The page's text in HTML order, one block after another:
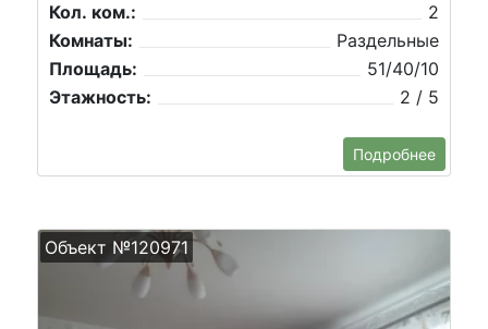
Кол. ком.:
2
Комнаты:
Раздельные
Площадь:
51/40/10
Этажность:
2 / 5
Подробнее
Объект №120971